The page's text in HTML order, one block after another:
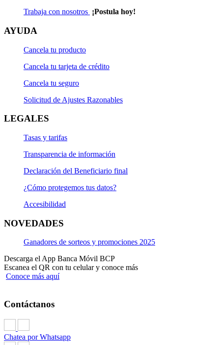
Trabaja con nosotros ¡Postula hoy!
AYUDA
Cancela tu producto
Cancela tu tarjeta de crédito
Cancela tu seguro
Solicitud de Ajustes Razonables
LEGALES
Tasas y tarifas
Transparencia de información
Declaración del Beneficiario final
¿Cómo protegemos tus datos?
Accesibilidad
NOVEDADES
Ganadores de sorteos y promociones 2025
Descarga el App Banca Móvil BCP
Escanea el QR con tu celular y conoce más
Conoce más aquí
Contáctanos
Chatea por Whatsapp